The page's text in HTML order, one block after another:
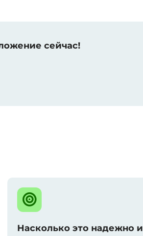
сейчас!
Насколько это надежно и